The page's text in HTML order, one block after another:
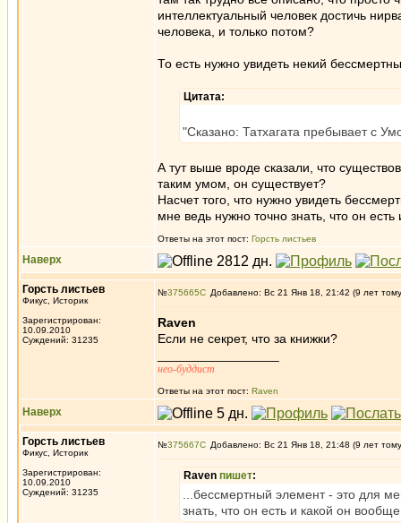
интеллектуальный человек достичь
человека, и только потом?
То есть нужно увидеть некий
Цитата:
"Сказано: Татхагата пребывает с
А тут выше вроде сказали, что
таким умом, он существует?
Насчет того, что нужно увидеть
мне ведь нужно точно знать, что он
Ответы на этот пост: Горсть листьев
Наверх
Горсть листьев
Фикус, Историк
Зарегистрирован:
10.09.2010
Суждений: 31235
№375665 Добавлено: Вс 21 Янв 18, 21:42 (9 лет
Raven
Если не секрет, что за книжки?
нео-буддист
Ответы на этот пост: Raven
Наверх
Горсть листьев
Фикус, Историк
Зарегистрирован:
10.09.2010
Суждений: 31235
№375667 Добавлено: Вс 21 Янв 18, 21:48 (9 лет
Raven пишет:
...бессмертный элемент - это для
знать, что он есть и какой он